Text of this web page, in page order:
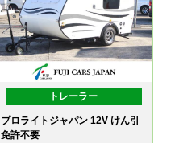
トレーラー
プロライトジャパン 12V けん引
免許不要